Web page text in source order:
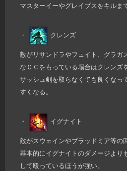
マスターイーやグレイブスをキルま
・ クレンズ
敵がリサンドラやフェイト、グラガ
なＣＣをもっている場合はクレンズ
サッシュ剣を取らなくても良くなっ
すくなる。
・ イグナイト
敵がスウェインやブラッドミア等の
基本的にイグナイトのダメージより
して殴っているほうが強い。